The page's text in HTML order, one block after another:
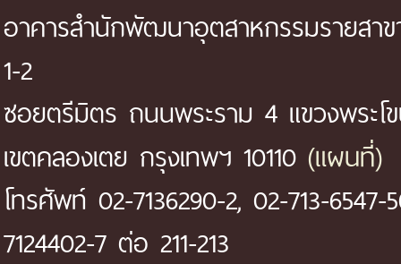
อาคารสำนักพัฒนาอุตสาหกรรมรายสา
1-2
ซอยตรีมิตร ถนนพระราม 4 แขวงพระโ
เขตคลองเตย กรุงเทพฯ 10110 (แผนที่)
โทรศัพท์ 02-7136290-2, 02-713-6547-
7124402-7 ต่อ 211-213